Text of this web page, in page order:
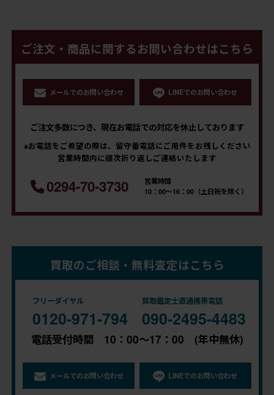
ご注文・商品に関するお問い合わせはこちら
メールでのお問い合わせ LINEでのお問い合わせ
ご注文多数につき、現在お電話での対応を休止しております
※お電話をご希望の際は、留守番電話にご用件をお残しください
営業時間内に順次折り返しご連絡いたします
0294-70-3730
営業時間
10：00～16：00（土日祝を除く）
買取のご相談・無料査定はこちら
フリーダイヤル
0120-971-794
買取鑑定士直通携帯電話
090-2495-4483
電話受付時間 10：00～17：00 (年中無休)
メールでのお問い合わせ LINEでのお問い合わせ